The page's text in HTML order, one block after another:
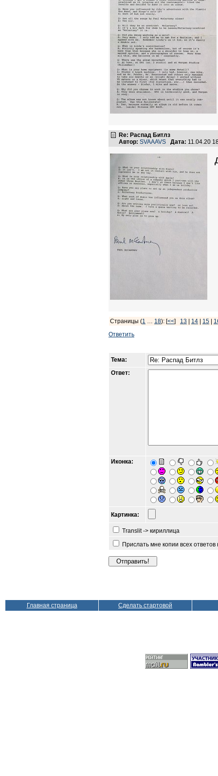
Re: Распад Битлз
Автор: SVAAAVS Дата: 11.04.20
Страницы (1 … 18): [<<] 13 14 15
Ответить
Тема:
Ответ:
Иконка:
Картинка:
Translit -> кириллица
Прислать мне копии всех
Главная страница Сделать стартовой